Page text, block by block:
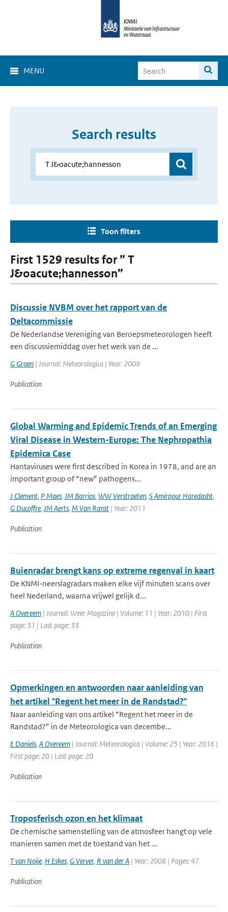
MENU
Search results
Toon filters
First 1529 results for ” T
J&oacute;hannesson”
Discussie NVBM over het rapport van de
Deltacommissie
De Nederlandse Vereniging van Beroepsmeteorologen heeft
een discussiemiddag over het werk van de ...
G Groen | Journal: Meteorologica | Year: 2009
Publication
Global Warming and Epidemic Trends of an Emerging
Viral Disease in Western-Europe: The Nephropathia
Epidemica Case
Hantaviruses were first described in Korea in 1978, and are an
important group of “new” pathogens...
J Clement, P Maes, JM Barrios, WW Verstraeten, S Amirpour Haredasht,
G Ducoffre, JM Aerts, M Van Ranst | Year: 2011
Publication
Buienradar brengt kans op extreme regenval in kaart
De KNMI-neerslagradars maken elke vijf minuten scans over
heel Nederland, waarna vrijwel gelijk d...
A Overeem | Journal: Weer Magazine | Volume: 11 | Year: 2010 | First
page: 31 | Last page: 33
Publication
Opmerkingen en antwoorden naar aanleiding van
het artikel "Regent het meer in de Randstad?"
Naar aanleiding van ons artikel “Regent het meer in de
Randstad?” in de Meteorologica van decembe...
E Daniels, A Overeem | Journal: Meteorologica | Volume: 25 | Year: 2016 |
First page: 20 | Last page: 20
Publication
Troposferisch ozon en het klimaat
De chemische samenstelling van de atmosfeer hangt op vele
manieren samen met de toestand van het ...
T van Noije, H Eskes, G Verver, R van der A | Year: 2008 | Pages: 47
Publication